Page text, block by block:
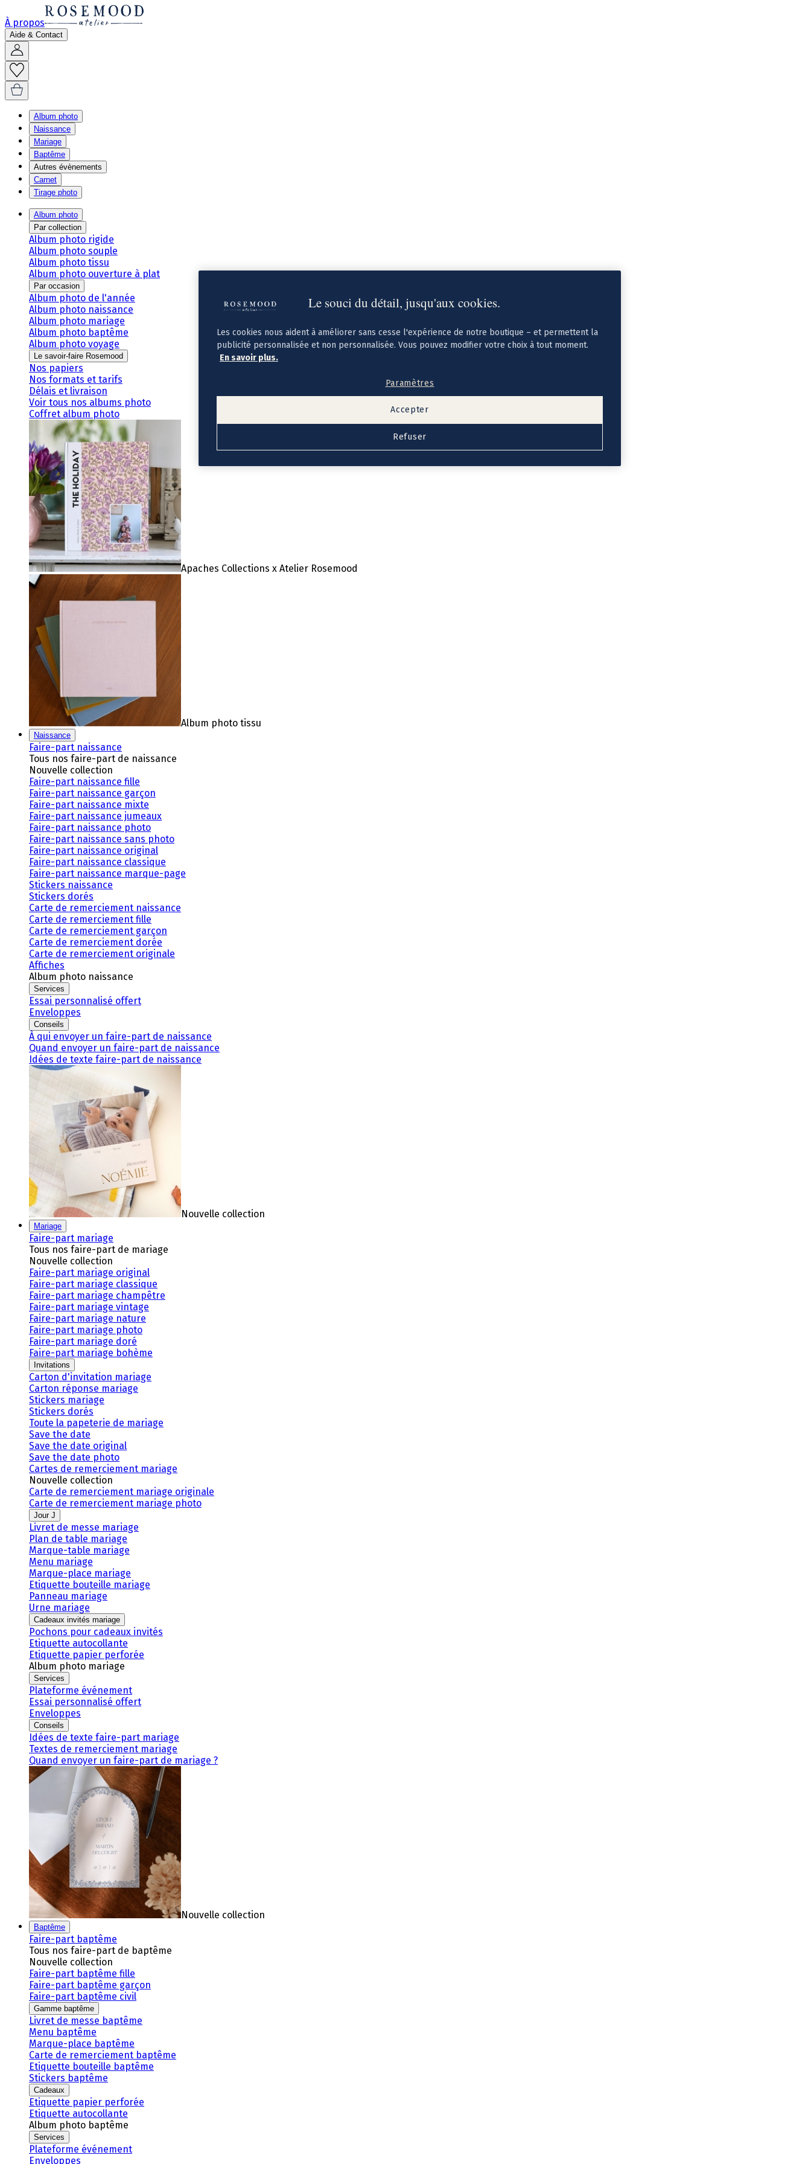
À propos
Aide & Contact
Album photo
Naissance
Mariage
Baptême
Autres évènements
Carnet
Tirage photo
Album photo
Par collection
Album photo rigide
Album photo souple
Album photo tissu
Album photo ouverture à plat
Par occasion
Album photo de l'année
Album photo naissance
Album photo mariage
Album photo baptême
Album photo voyage
Le savoir-faire Rosemood
Nos papiers
Nos formats et tarifs
Délais et livraison
Voir tous nos albums photo
Coffret album photo
Apaches Collections x Atelier Rosemood
Album photo tissu
Naissance
Faire-part naissance
Tous nos faire-part de naissance
Nouvelle collection
Faire-part naissance fille
Faire-part naissance garçon
Faire-part naissance mixte
Faire-part naissance jumeaux
Faire-part naissance photo
Faire-part naissance sans photo
Faire-part naissance original
Faire-part naissance classique
Faire-part naissance marque-page
Stickers naissance
Stickers dorés
Carte de remerciement naissance
Carte de remerciement fille
Carte de remerciement garçon
Carte de remerciement dorée
Carte de remerciement originale
Affiches
Album photo naissance
Services
Essai personnalisé offert
Enveloppes
Conseils
À qui envoyer un faire-part de naissance
Quand envoyer un faire-part de naissance
Idées de texte faire-part de naissance
Nouvelle collection
Mariage
Faire-part mariage
Tous nos faire-part de mariage
Nouvelle collection
Faire-part mariage original
Faire-part mariage classique
Faire-part mariage champêtre
Faire-part mariage vintage
Faire-part mariage nature
Faire-part mariage photo
Faire-part mariage doré
Faire-part mariage bohème
Invitations
Carton d'invitation mariage
Carton réponse mariage
Stickers mariage
Stickers dorés
Toute la papeterie de mariage
Save the date
Save the date original
Save the date photo
Cartes de remerciement mariage
Nouvelle collection
Carte de remerciement mariage originale
Carte de remerciement mariage photo
Jour J
Livret de messe mariage
Plan de table mariage
Marque-table mariage
Menu mariage
Marque-place mariage
Etiquette bouteille mariage
Panneau mariage
Urne mariage
Cadeaux invités mariage
Pochons pour cadeaux invités
Etiquette autocollante
Etiquette papier perforée
Album photo mariage
Services
Plateforme événement
Essai personnalisé offert
Enveloppes
Conseils
Idées de texte faire-part mariage
Textes de remerciement mariage
Quand envoyer un faire-part de mariage ?
Nouvelle collection
Baptême
Faire-part baptême
Tous nos faire-part de baptême
Nouvelle collection
Faire-part baptême fille
Faire-part baptême garçon
Faire-part baptême civil
Gamme baptême
Livret de messe baptême
Menu baptême
Marque-place baptême
Carte de remerciement baptême
Etiquette bouteille baptême
Stickers baptême
Cadeaux
Etiquette papier perforée
Etiquette autocollante
Album photo baptême
Services
Plateforme événement
Enveloppes
Le souci du détail, jusqu'aux cookies.
Les cookies nous aident à améliorer sans cesse l'expérience de notre boutique – et permettent la
publicité personnalisée et non personnalisée. Vous pouvez modifier votre choix à tout moment.
En savoir plus.
Paramètres
Refuser
Accepter